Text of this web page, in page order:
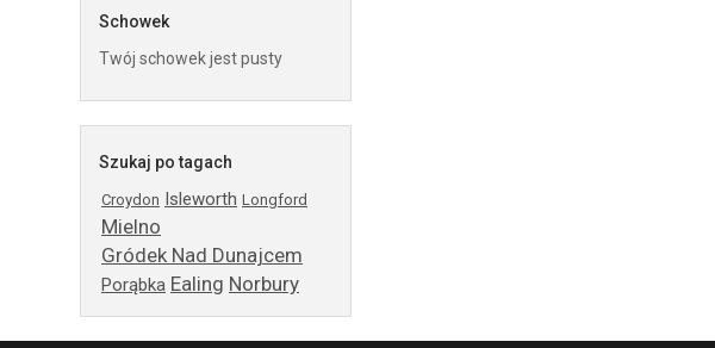
Schowek
Twój schowek jest pusty
Szukaj po tagach
Croydon Isleworth Longford
Mielno
Gródek Nad Dunajcem
Porąbka Ealing Norbury